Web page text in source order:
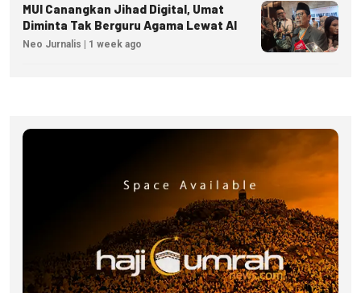
MUI Canangkan Jihad Digital, Umat
Diminta Tak Berguru Agama Lewat AI
Neo Jurnalis | 1 week ago